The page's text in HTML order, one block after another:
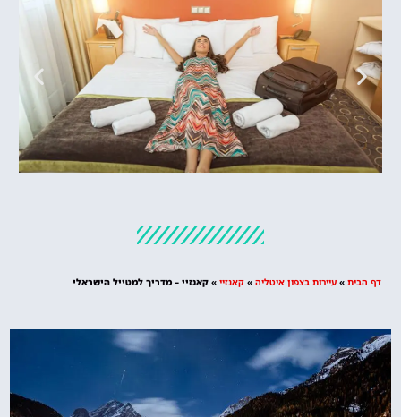
מציאת מלון
דף הבית » עיירות בצפון איטליה » קאנזיי » קאנזיי – מדריך למטייל הישראלי